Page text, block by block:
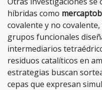
híbridas como
covalente y no covalente,
grupos funcionales
intermediarios
residuos catalíticos en
estrategias buscan
cepas que expresan